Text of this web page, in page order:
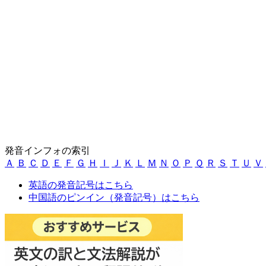
発音インフォの索引
Ａ
Ｂ Ｃ Ｄ Ｅ Ｆ Ｇ Ｈ Ｉ Ｊ Ｋ Ｌ Ｍ Ｎ Ｏ Ｐ Ｑ Ｒ Ｓ Ｔ Ｕ Ｖ
英語の発音記号はこちら
中国語のピンイン（発音記号）はこちら